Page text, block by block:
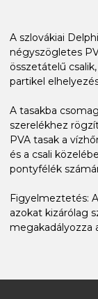
A szlovákiai
négyszögletes
összetátelű
partikel
A tasakba
szerelékhez
PVA tasak a
és a csali
pontyfélék
Figyelmeztetés:
azokat kizárólag
megakadályozza